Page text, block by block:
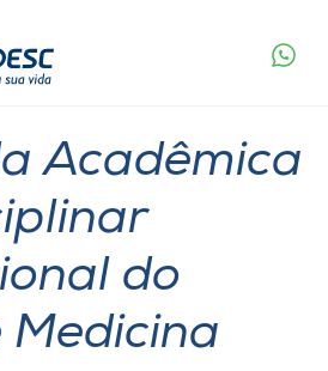
Acadêmica
do
Medicina